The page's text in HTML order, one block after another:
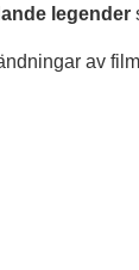
legender
av